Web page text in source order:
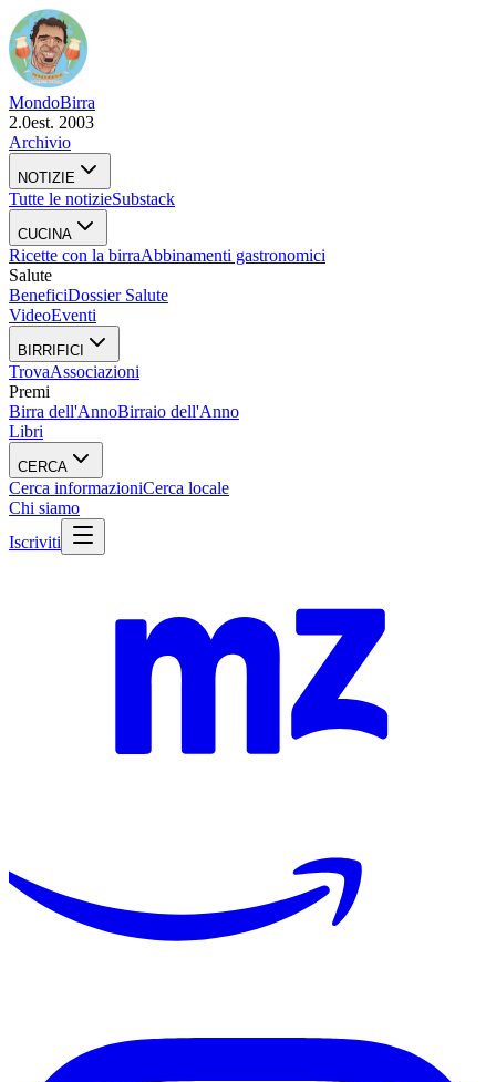
MondoBirra
2.0est. 2003
Archivio
NOTIZIE
Tutte le notizieSubstack
CUCINA
Ricette con la birraAbbinamenti gastronomici
Salute
BeneficiDossier Salute
VideoEventi
BIRRIFICI
TrovaAssociazioni
Premi
Birra dell'AnnoBirraio dell'Anno
Libri
CERCA
Cerca informazioniCerca locale
Chi siamo
Iscriviti